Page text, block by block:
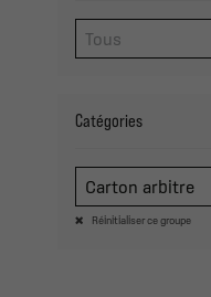
Catégories
Carton arbitre
Réinitialiser ce groupe